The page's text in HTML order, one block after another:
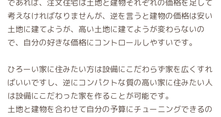
であれば、注文住宅は土地と建物それぞれの価格を足して
考えなければなりませんが、逆を言うと建物の価格は安い
土地に建てようが、高い土地に建てようが変わらないの
で、自分の好きな価格にコントロールしやすいです。
ひろーい家に住みたい方は設備にこだわらず家を広くすれ
ばいいですし、逆にコンパクトな質の高い家に住みたい人
は設備にこだわった家を作ることが可能です。
土地と建物を合わせて自分の予算にチューニングできるの